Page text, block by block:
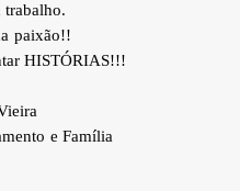
trabalho.
paixão!!
HISTÓRIAS!!!
e Família